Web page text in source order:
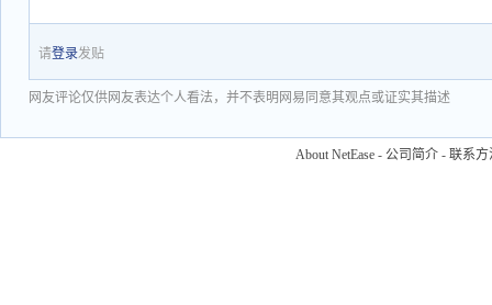
请登录发贴
网友评论仅供网友表达个人看法，并不表明网易同意其观点或证实其描述
About NetEase - 公司简介 - 联系方